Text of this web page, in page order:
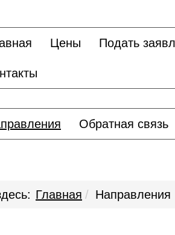
Цены Подать
Обратная связь
Главная Направления